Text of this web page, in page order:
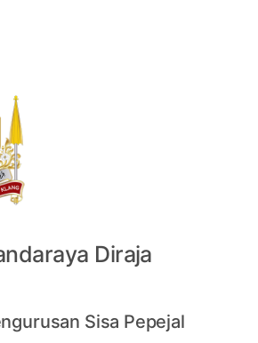
Majlis
Diraja Klang.
Sistem Pengurusan Sisa Pepejal dan
of Majlis Perbandaran Klang.
Diraja
Sisa Pepejal